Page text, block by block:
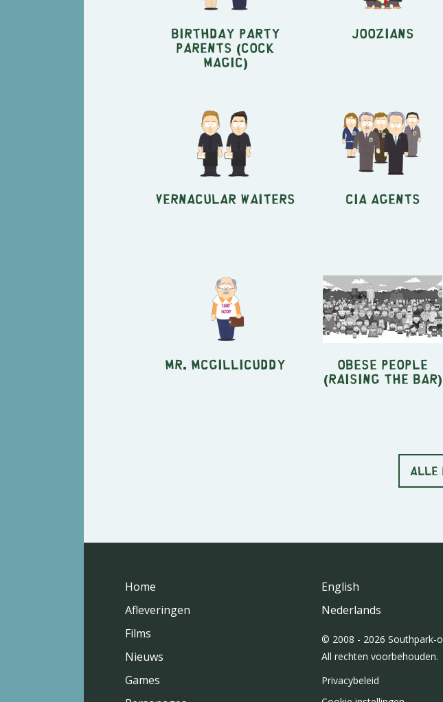
Birthday Party
Parents (Cock
Magic)
Joozians
Vernacular Waiters CIA Agents
Mr. McGillicuddy Obese People
(Raising The Bar)
ALLE
Home
Afleveringen
Films
Nieuws
Games
English
Nederlands
© 2008 - 2026 Southpark-
All rechten voorbehouden.
Privacybeleid